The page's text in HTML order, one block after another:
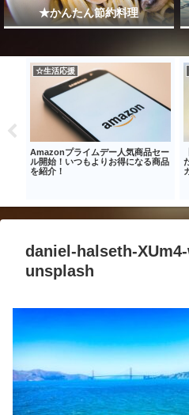
★かんたん節約料理
☆生活応援
Amazonプライムデー人気商品セー
ル開始！いつもよりお得になる商品
を紹介！
daniel-halseth-
unsplash